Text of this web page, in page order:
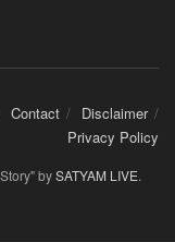
Contact
Disclaimer
Privacy Policy
bySATYAM LIVE.